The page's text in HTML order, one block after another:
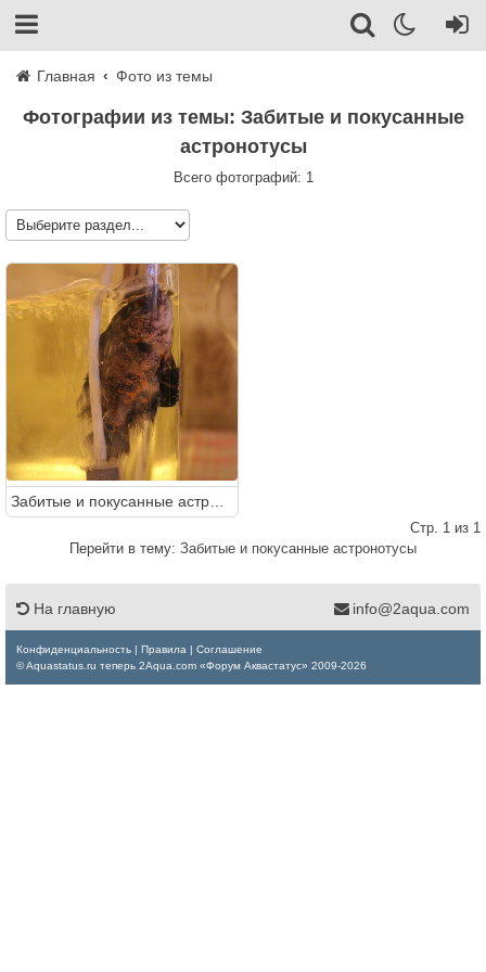
Главная Фото из темы
Фотографии из темы: Забитые и покусанные
астронотусы
Всего фотографий: 1
Стр. 1 из 1
Перейти в тему: Забитые и покусанные астронотусы
На главную info@2aqua.com
Конфиденциальность Правила
Соглашение
© Aquastatus.ru теперь 2Aqua.com «Форум Аквастатус» 2009-2026